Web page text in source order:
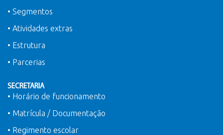
• Segmentos
• Atividades extras
• Estrutura
• Parcerias
SECRETARIA
• Horário de funcionamento
• Matrícula / Documentação
• Regimento escolar